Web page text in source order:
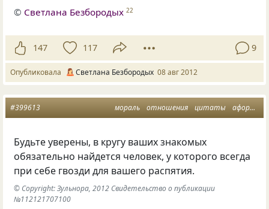
© Светлана Безбородых 22
147 117 9
Опубликовала Светлана Безбородых 08 авг 2012
мораль отношения цитаты афоризмы
#399613
Будьте уверены, в кругу ваших знакомых
обязательно найдется человек, у которого всегда
при себе гвозди для вашего распятия.
© Copyright: Зульнора, 2012 Свидетельство о публикации
№112121707100